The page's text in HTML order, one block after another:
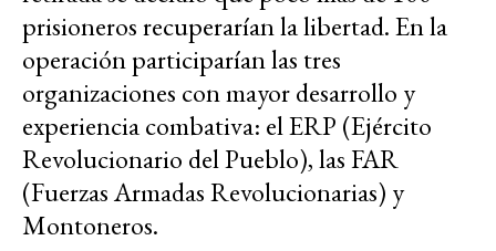
prisioneros recuperarían la libertad. En la
operación participarían las tres
organizaciones con mayor desarrollo y
experiencia combativa: el ERP (Ejército
Revolucionario del Pueblo), las FAR
(Fuerzas Armadas Revolucionarias) y
Montoneros.